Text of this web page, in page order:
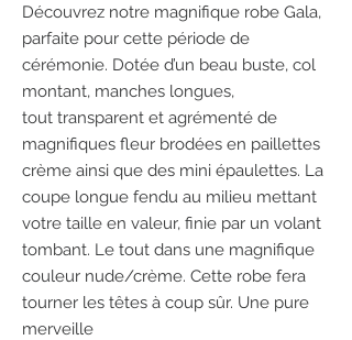
Découvrez notre magnifique robe Gala,
parfaite pour cette période de
cérémonie. Dotée d’un beau buste, col
montant, manches longues,
tout transparent et agrémenté de
magnifiques fleur brodées en paillettes
crème ainsi que des mini épaulettes. La
coupe longue fendu au milieu mettant
votre taille en valeur, finie par un volant
tombant. Le tout dans une magnifique
couleur nude/crème. Cette robe fera
tourner les têtes à coup sûr. Une pure
merveille